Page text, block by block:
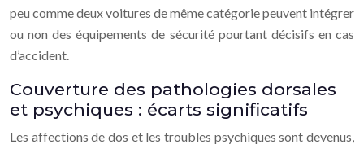
peu comme deux voitures de même catégorie peuvent intégrer
ou non des équipements de sécurité pourtant décisifs en cas
d’accident.
Couverture des pathologies dorsales
et psychiques : écarts significatifs
Les affections de dos et les troubles psychiques sont devenus,